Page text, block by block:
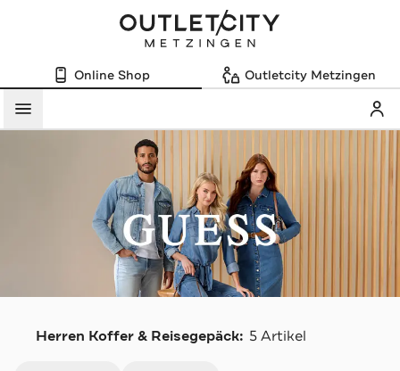
Online Shop Outletcity Metzingen
Menü
Herren Koffer & Reisegepäck: 5 Artikel